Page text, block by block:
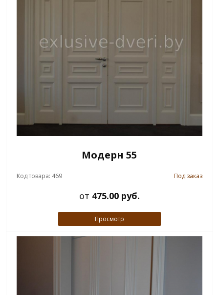
Модерн 55
Код товара: 469 Под заказ
от 475.00 руб.
Просмотр